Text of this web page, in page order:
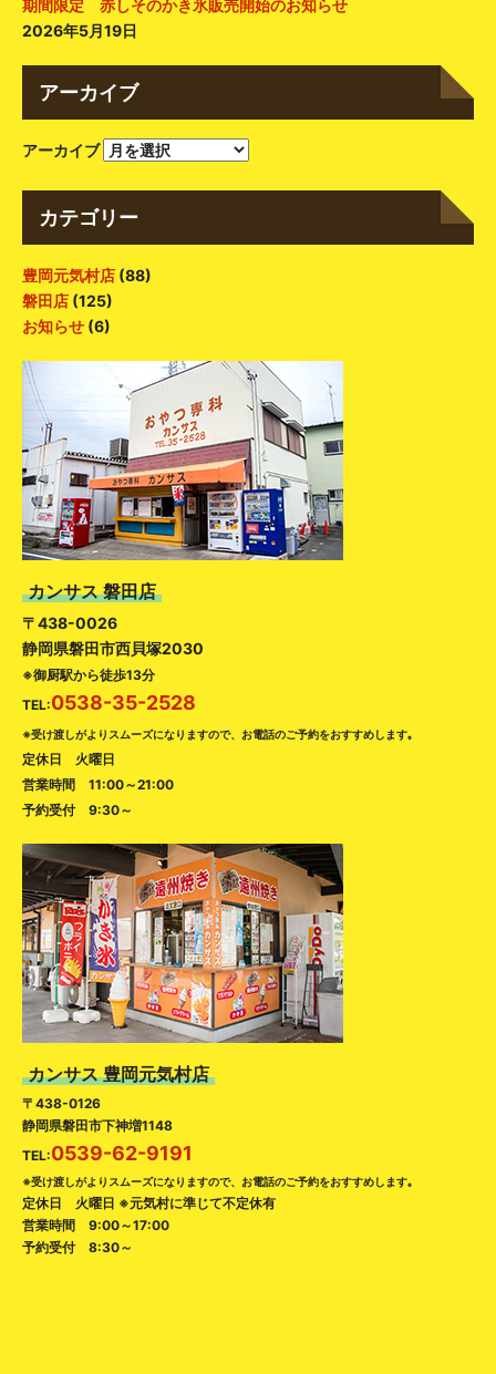
期間限定 赤しそのかき氷販売開始のお知らせ
2026年5月19日
アーカイブ
アーカイブ
カテゴリー
豊岡元気村店 (88)
磐田店 (125)
お知らせ (6)
カンサス 磐田店
〒438-0026
静岡県磐田市西貝塚2030
※御厨駅から徒歩13分
TEL:0538-35-2528
※受け渡しがよりスムーズになりますので、お電話のご予約をおすすめします｡
定休日 火曜日
営業時間 11:00～21:00
予約受付 9:30～
カンサス 豊岡元気村店
〒438-0126
静岡県磐田市下神増1148
TEL:0539-62-9191
※受け渡しがよりスムーズになりますので、お電話のご予約をおすすめします｡
定休日 火曜日 ※元気村に準じて不定休有
営業時間 9:00～17:00
予約受付 8:30～